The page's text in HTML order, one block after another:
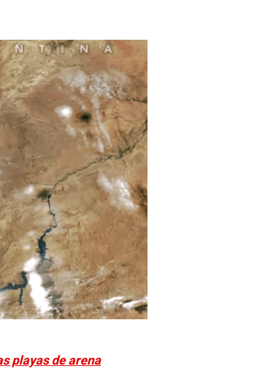
playas de arena